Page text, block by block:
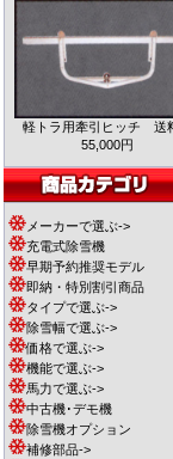
軽トラ用牽引ヒッチ 送
55,000円
メーカーで選ぶ->
充電式除雪機
早期予約推奨モデル
即納・特別割引商品
タイプで選ぶ->
除雪幅で選ぶ->
価格で選ぶ->
機能で選ぶ->
馬力で選ぶ->
中古機･デモ機
除雪機オプション
補修部品->